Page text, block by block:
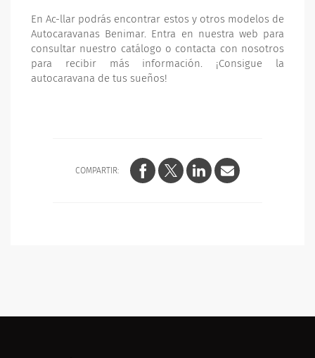
En Ac-llar podrás encontrar estos y otros modelos de
Autocaravanas Benimar. Entra en nuestra web para
consultar nuestro catálogo o contacta con nosotros
para recibir más información. ¡Consigue la
autocaravana de tus sueños!
COMPARTIR: